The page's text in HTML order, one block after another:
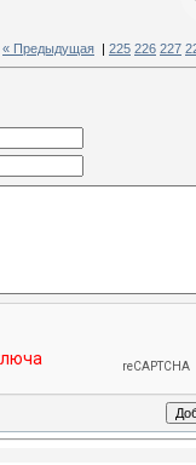
« Предыдущая 225 226 227